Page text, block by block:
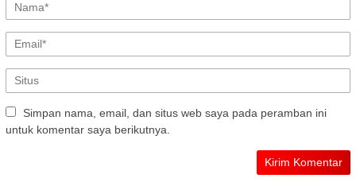
Simpan nama, email, dan situs web saya pada peramban ini
untuk komentar saya berikutnya.